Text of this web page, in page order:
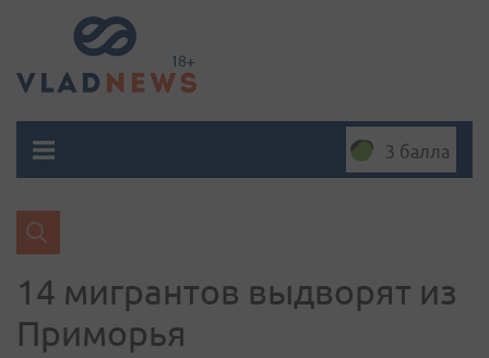
3 балла
14 мигрантов выдворят из
Приморья